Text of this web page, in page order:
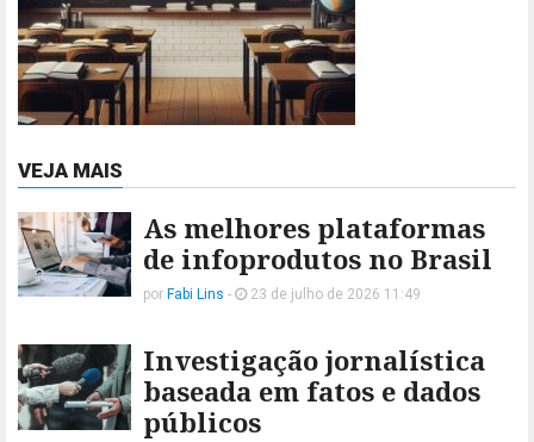
VEJA MAIS
As melhores plataformas
de infoprodutos no Brasil
por Fabi Lins - 23 de julho de 2026 11:49
Investigação jornalística
baseada em fatos e dados
públicos